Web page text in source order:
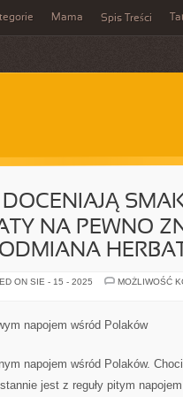
Mama Spis Treści
DOCENIAJĄ
NA PEWNO
ON SIE - 15 - 2025
MOŻLIWOŚĆ
napojem wśród Polaków
napojem wśród Polaków.
jest z reguły pitym